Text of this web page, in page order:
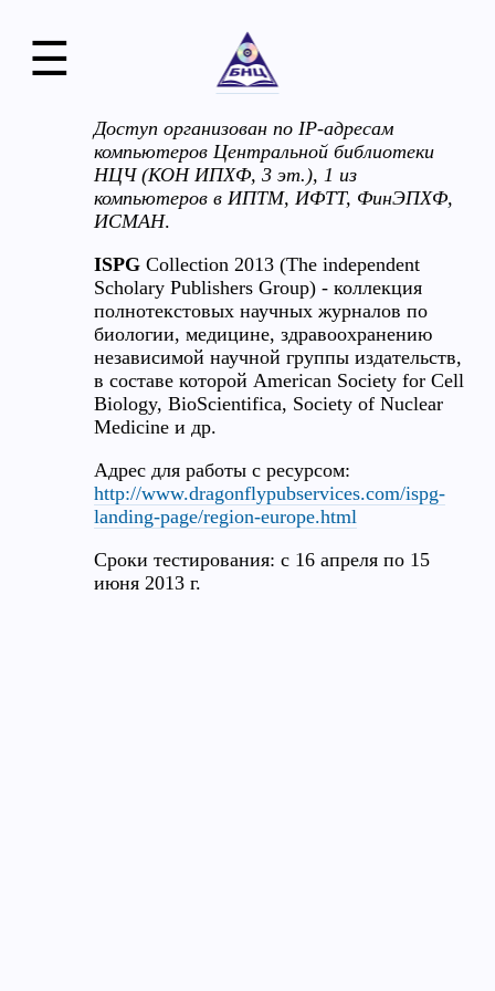
☰
Доступ организован по IP-адресам
компьютеров Центральной библиотеки
НЦЧ (КОН ИПХФ, 3 эт.), 1 из
компьютеров в ИПТМ, ИФТТ, ФинЭПХФ,
ИСМАН.
ISPG Collection 2013 (The independent
Scholary Publishers Group) - коллекция
полнотекстовых научных журналов по
биологии, медицине, здравоохранению
независимой научной группы издательств,
в составе которой American Society for Cell
Biology, BioScientifica, Society of Nuclear
Medicine и др.
Адрес для работы с ресурсом:
http://www.dragonflypubservices.com/ispg-
landing-page/region-europe.html
Сроки тестирования: с 16 апреля по 15
июня 2013 г.